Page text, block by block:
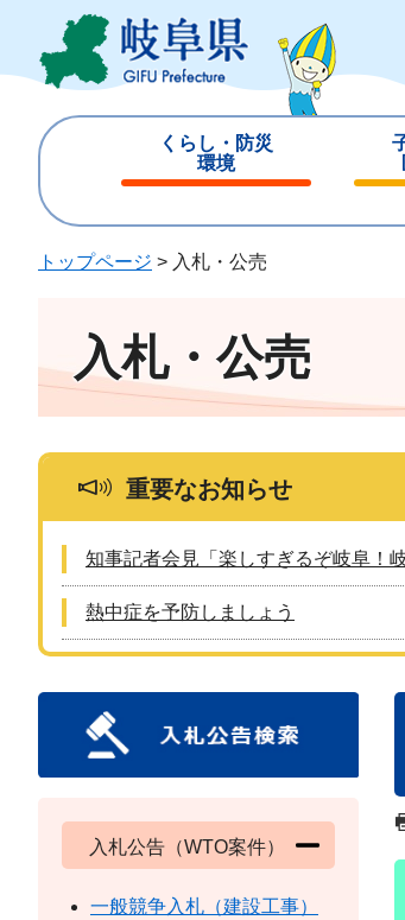
ジ
ュ
くらし・防災
環境
じ
じ
トップページ > 入札・公売
入札・公売
重要なお知らせ
知事記者会見「楽しすぎるぞ岐阜！
熱中症を予防しましょう
入札公告（WTO案件）
一般競争入札（建設工事）